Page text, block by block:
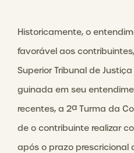
Historicamente, o
favorável aos
Superior Tribunal de
guinada em seu
recentes, a 2ª Turma da
de o contribuinte realizar
após o prazo prescricional